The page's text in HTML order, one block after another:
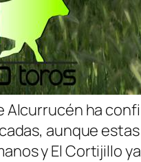
Alcurrucén ha
aunque
y El Cortijillo